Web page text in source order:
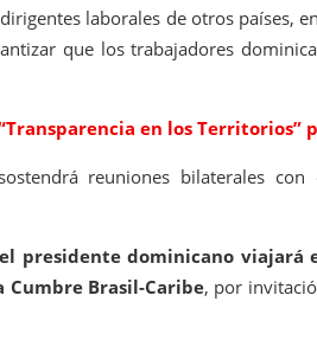
laborales de otros países,
que los trabajadores
en los
reuniones bilaterales con
el presidente dominicano viajará
Cumbre Brasil-Caribe, por